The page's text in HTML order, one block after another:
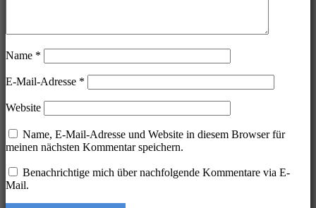
Name *
E-Mail-Adresse *
Website
Name, E-Mail-Adresse und Website in diesem Browser für
meinen nächsten Kommentar speichern.
Benachrichtige mich über nachfolgende Kommentare via E-
Mail.